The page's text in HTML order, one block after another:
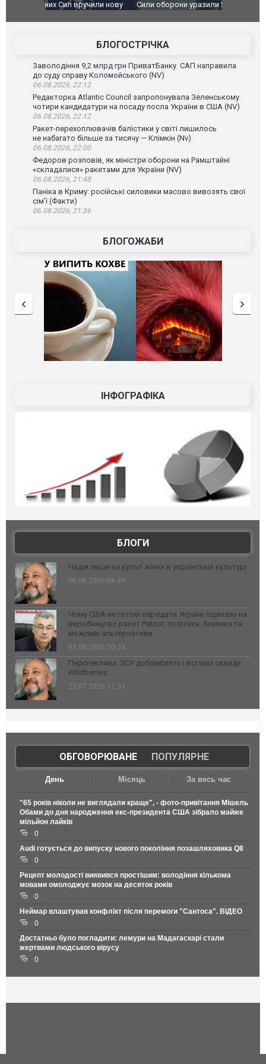
Сили оборони уразили Ярославський НПЗ:
атаку. ВІДЕО
Неймар
БЛОГОСТРІЧКА
Заволодіння 9,2 млрд грн ПриватБанку. САП направила
до суду справу Коломойського (NV)
06.08.2026, 22:12
Редакторка Atlantic Council запропонувала Зеленському
чотири кандидатури на посаду посла України в США (NV)
06.08.2026, 22:12
Ракет-перехоплювачів балістики у світі лишилось
не набагато більше за тисячу — Клімкін (Nv)
06.08.2026, 22:00
Федоров розповів, як міністри оборони на Рамштайні
«складалися» ракетами для України (NV)
06.08.2026, 21:48
Паніка в Криму: російські силовики масово вивозять свої
сім’ї (Факти)
06.08.2026, 21:36
БЛОГОЖАБИ
ІНФОГРАФІКА
БЛОГИ
Надія лише на культ жінки в українській культурі
06.08.2026 08:49
Чому США не готові передати Україні ліцензію на
виробництво ракет Patriot: політика, безпека та
можливі альтернативи
03.08.2026 20:24
Перспектива: ЗСУ добомблять і всі інші склади
Wildberries
23.07.2026 11:31
ОБГОВОРЮВАНЕ| ПОПУЛЯРНЕ
День Місяць За весь час
"65 років ніколи не виглядали краще", - фото-привітання Мішель
Обами до дня народження екс-президента США зібрало майже
мільйон лайків
0
Audi готується до випуску нового покоління позашляховика Q8
0
Рецепт молодості виявився простішим: володіння кількома
мовами омолоджує мозок на десяток років
0
Неймар влаштував конфлікт після перемоги "Сантоса". ВІДЕО
0
Достатньо було погладити: лемури на Мадагаскарі стали
жертвами людського вірусу
0